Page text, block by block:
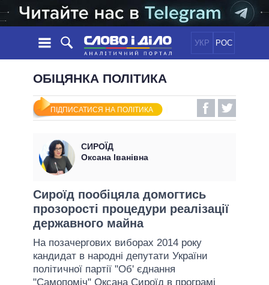
УКР РОС
НОВИНИ
СТРІЧКА
ПОДІЇ
СТАТТІ
ДУМКИ
ОГЛЯДИ
ДАЙДЖЕСТИ
ПОЛІТИКА
ЕКОНОМІКА
СВІТ
ОБIЦЯНКИ
УСІ ПОЛІТИКИ
ПРЕЗИДЕНТ І ОФІС
ВЕРХОВНА РАДА
КАБІНЕТ МІНІСТРІВ
ГОЛОВИ ОБЛАДМІНІСТРАЦІЙ
МЕРИ МІСТ
ВСІ ПЕРСОНИ
ІНФОГРАФІКА
ПІДТРИМАТИ
ОБІЦЯНКА ПОЛІТИКА
ПІДПИСАТИСЯ НА ПОЛІТИКА
СИРОЇД
Оксана Іванівна
Сироїд пообіцяла домогтись
прозорості процедури реалізації
державного майна
На позачергових виборах 2014 року
кандидат в народні депутати України
політичної партії "Об' єднання
"Самопоміч" Оксана Сироїд в програмі